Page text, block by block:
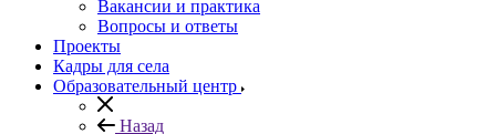
Вакансии и практика
Вопросы и ответы
Проекты
Кадры для села
Образовательный центр
Назад